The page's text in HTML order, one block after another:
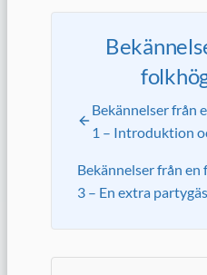
Bekännelser från
1 – Introduktion
Bekännelser från en
3 – En extra